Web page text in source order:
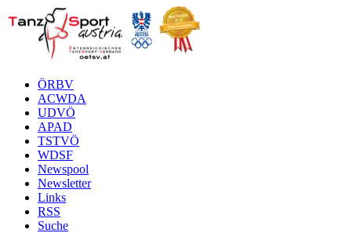
ÖRBV
ACWDA
UDVÖ
APAD
TSTVÖ
WDSF
Newspool
Newsletter
Links
RSS
Suche